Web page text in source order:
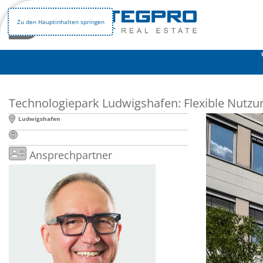
Zu den Hauptinhalten springen
STRATEGPRO Immobilienangebote Gewerbeimmobilien
Vorheriges
Technologiepark Ludwigshafen: Flexible
Ludwigshafen
Ansprechpartner